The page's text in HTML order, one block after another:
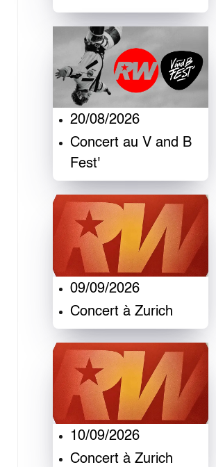
20/08/2026
Concert au V and B
Fest'
09/09/2026
Concert à Zurich
10/09/2026
Concert à Zurich